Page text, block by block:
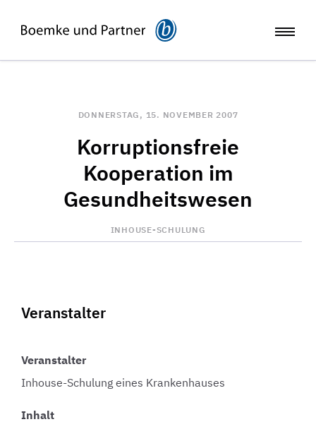
DONNERSTAG, 15. NOVEMBER 2007
Korruptionsfreie
Kooperation im
Gesundheitswesen
INHOUSE-SCHULUNG
Veranstalter
Veranstalter
Inhouse-Schulung eines Krankenhauses
Inhalt